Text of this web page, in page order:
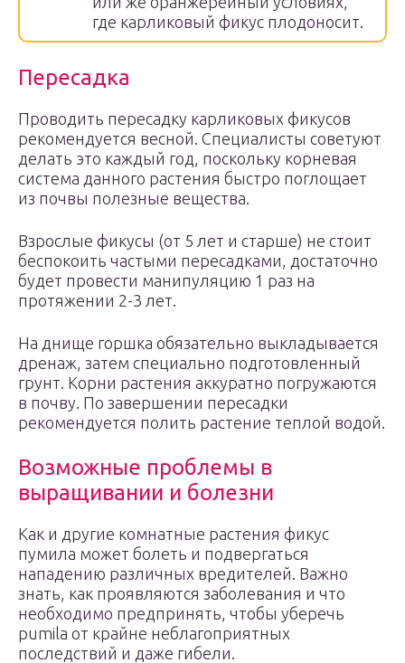
где карликовый фикус плодоносит.
Пересадка
Проводить пересадку карликовых фикусов
рекомендуется весной. Специалисты советуют
делать это каждый год, поскольку корневая
система данного растения быстро поглощает
из почвы полезные вещества.
Взрослые фикусы (от 5 лет и старше) не стоит
беспокоить частыми пересадками, достаточно
будет провести манипуляцию 1 раз на
протяжении 2-3 лет.
На днище горшка обязательно выкладывается
дренаж, затем специально подготовленный
грунт. Корни растения аккуратно погружаются
в почву. По завершении пересадки
рекомендуется полить растение теплой водой.
Возможные проблемы в
выращивании и болезни
Как и другие комнатные растения фикус
пумила может болеть и подвергаться
нападению различных вредителей. Важно
знать, как проявляются заболевания и что
необходимо предпринять, чтобы уберечь
pumila от крайне неблагоприятных
последствий и даже гибели.